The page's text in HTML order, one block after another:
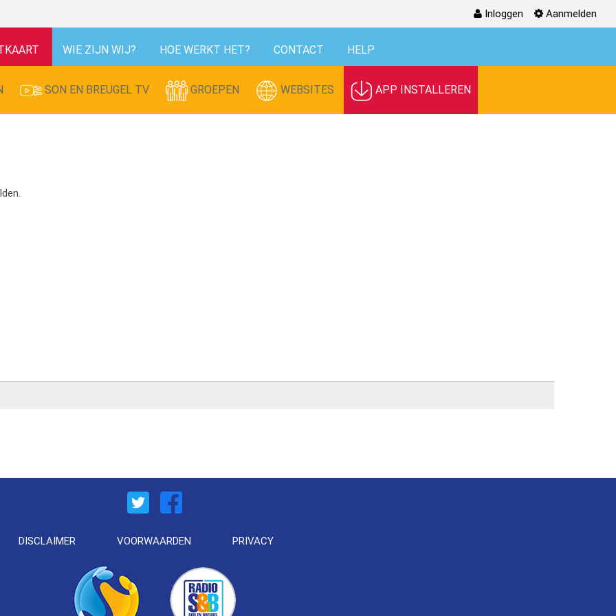
Inloggen Aanmelden
WIE ZIJN WIJ? HOE WERKT HET? CONTACT HELP
SON EN BREUGEL TV GROEPEN WEBSITES APP INSTALLEREN
DISCLAIMER VOORWAARDEN PRIVACY